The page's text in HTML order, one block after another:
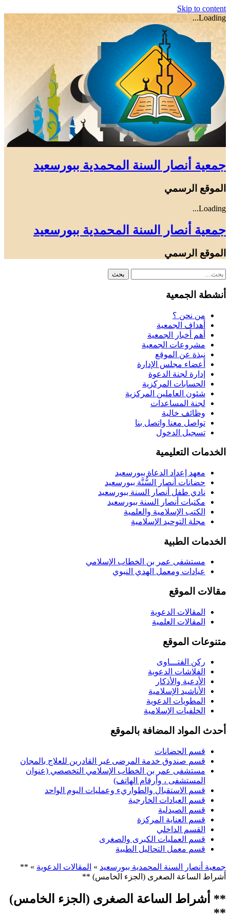
Skip to content
Loading...
جمعية أنصار السنة المحمدية ببورسعيد
الموقع الرسمي
Loading...
جمعية أنصار السنة المحمدية ببورسعيد
الموقع الرسمي
أنشطة الجمعية
من نحن ؟
أهداف الجمعية
أهم أخبار الجمعية
مشروعات الجمعية
نبذة عن الموقع
أعضاء مجلس الإدارة
إدارة لجنة الدعوة
الحسابات المركزية
شئون العاملين المركزية
لجنة المساعدات
وظائف خالية
تواصل معنا واتصل بنا
تسجيل الدخول
الخدمات التعليمية
معهد إعداد الدعاة ببورسعيد
حضانات أنصار السُّنَّة ببورسعيد
نادي طفل أنصار السنة ببورسعيد
مكتبات أنصار السنة ببورسعيد
الكتب الإسلامية والعلمية
مجلة التوحيد الإسلامية
الخدمات الطبية
مستشفى عمر بن الخطاب الإسلامي
عيادات ومعمل الهدي النبوي
مقالات الموقع
المقالات الدعوية
المقالات العلمية
متنوعات الموقع
ركن الفتـــاوى
الفلاشات الدعوية
الأدعية والأذكار
الأناشيد الإسلامية
المطويات الدعوية
الخلفيات الإسلامية
أحدث المواد المضافة بالموقع
قسم الحضانات
قسم صندوق خدمة المرضى غير القادرين للعلاج بالمجان
مستشفى عمر بن الخطاب الإسلامي التخصصي (عنوان
المستشفى ، وأرقام الهاتف)
قسم الاستقبال والطواريء وعمليات اليوم الواحد
قسم العيادات الخارجية
قسم الصيدلية
قسم العناية المركزة
القسم الداخلي
قسم العمليات الكبرى والصغرى
قسم معمل التحاليل الطبية
جمعية أنصار السنة المحمدية ببورسعيد » المقالات الدعوية » **
أشراط الساعة الصغرى (الجزء الخامس) **
** أشراط الساعة الصغرى (الجزء الخامس)
**